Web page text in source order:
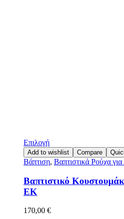
Επιλογή
Add to wishlist Compare
Βάπτιση, Βαπτιστικά Ρούχα για
Βαπτιστικό
ΕΚ
170,00 €